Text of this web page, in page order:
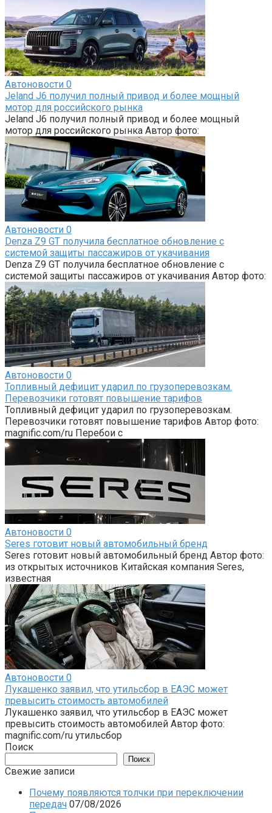
Автоновости 0
Jeland J6 получил полный привод и более мощный
мотор для российского рынка
Jeland J6 получил полный привод и более мощный
мотор для российского рынка Автор фото:
Автоновости 0
Denza Z9 GT получила бесплатное обновление с
системой защиты пассажиров от укачивания
Denza Z9 GT получила бесплатное обновление с
системой защиты пассажиров от укачивания Автор фото:
Автоновости 0
Топливный дефицит ударил по грузоперевозкам.
Перевозчики готовят повышение тарифов
Топливный дефицит ударил по грузоперевозкам.
Перевозчики готовят повышение тарифов Автор фото:
magnific.com/ru Перебои с
Автоновости 0
Seres готовит новый автомобильный бренд
Seres готовит новый автомобильный бренд Автор фото:
из открытых источников Китайская компания Seres,
известная
Автоновости 0
Лукашенко заявил, что утильсбор в ЕАЭС может
превысить стоимость автомобилей
Лукашенко заявил, что утильсбор в ЕАЭС может
превысить стоимость автомобилей Автор фото:
magnific.com/ru утильсбор
Поиск
Поиск
Свежие записи
Почему появляются толчки при переключении
передач 07/08/2026